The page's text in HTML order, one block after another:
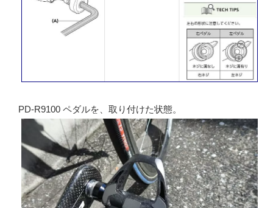
PD-R9100 ペダルを、取り付けた状態。